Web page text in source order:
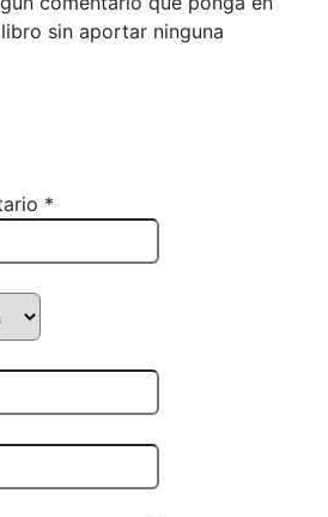
sin aportar ninguna
*